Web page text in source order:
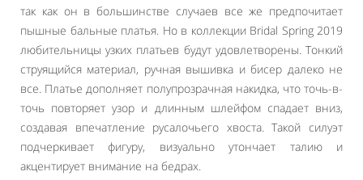
так как он в большинстве случаев все же предпочитает
пышные бальные платья. Но в коллекции Bridal Spring 2019
любительницы узких платьев будут удовлетворены. Тонкий
струящийся материал, ручная вышивка и бисер далеко не
все. Платье дополняет полупрозрачная накидка, что точь-в-
точь повторяет узор и длинным шлейфом спадает вниз,
создавая впечатление русалочьего хвоста. Такой силуэт
подчеркивает фигуру, визуально утончает талию и
акцентирует внимание на бедрах.